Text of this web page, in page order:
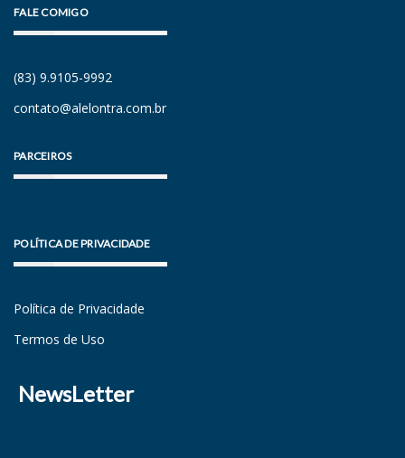
FALE COMIGO
(83) 9.9105-9992
contato@alelontra.com.br
PARCEIROS
POLÍTICA DE PRIVACIDADE
Política de Privacidade
Termos de Uso
NewsLetter